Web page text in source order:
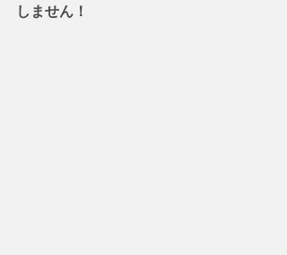
しません！